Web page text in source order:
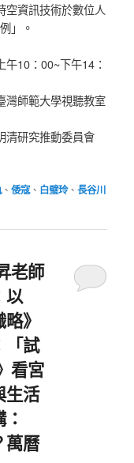
空資訊技術於數位人
」。
10：00~下午14：
灣師範大學視聽教室
清研究推動委員會
、倭寇、 白璧玲、長谷川
老師
以
》
「試
看宮
生活
萬曆